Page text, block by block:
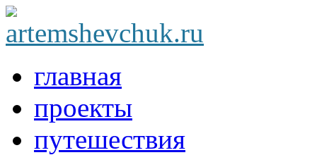
главная
проекты
путешествия